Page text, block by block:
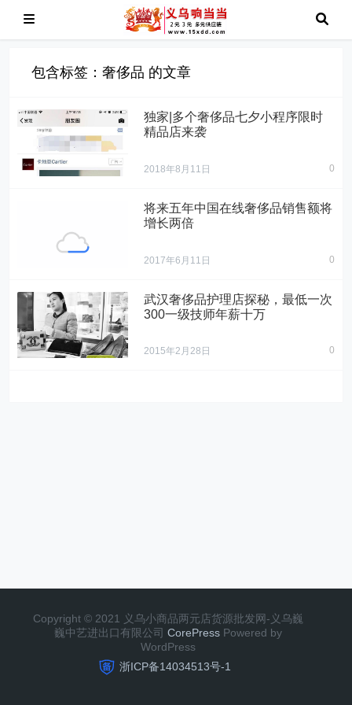
包含标签：奢侈品 的文章
独家|多个奢侈品七夕小程序限时
精品店来袭
2018年8月11日 0
中国的奢侈品消费
者比西方国度的奢
侈品消费者年青得
多
" alt="将来五年中国
将来五年中国在线奢侈品销售额将
增长两倍
2017年6月11日 0
武汉奢侈品护理店探秘，最低一次
300一级技师年薪十万
2015年2月28日 0
Copyright © 2021 义乌小商品两元店货源批发网-义乌巍
巍中艺进出口有限公司 CorePress Powered by
WordPress
浙ICP备14034513号-1